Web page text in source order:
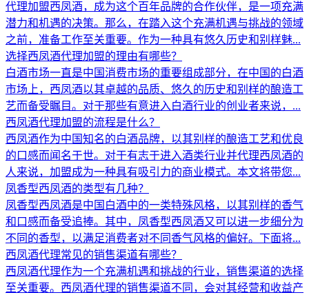
代理加盟西凤酒，成为这个百年品牌的合作伙伴，是一项充满
潜力和机遇的决策。那么，在踏入这个充满机遇与挑战的领域
之前，准备工作至关重要。作为一种具有悠久历史和别样魅...
选择西凤酒代理加盟的理由有哪些？
白酒市场一直是中国消费市场的重要组成部分，在中国的白酒
市场上，西凤酒以其卓越的品质、悠久的历史和别样的酿造工
艺而备受瞩目。对于那些有意进入白酒行业的创业者来说，...
西凤酒代理加盟的流程是什么？
西凤酒作为中国知名的白酒品牌，以其别样的酿造工艺和优良
的口感而闻名于世。对于有志于进入酒类行业并代理西凤酒的
人来说，加盟成为一种具有吸引力的商业模式。本文将带您...
凤香型西凤酒的类型有几种？
凤香型西凤酒是中国白酒中的一类特殊风格，以其别样的香气
和口感而备受追捧。其中，凤香型西凤酒又可以进一步细分为
不同的香型，以满足消费者对不同香气风格的偏好。下面将...
西凤酒代理常见的销售渠道有哪些？
西凤酒代理作为一个充满机遇和挑战的行业，销售渠道的选择
至关重要。西凤酒代理的销售渠道不同，会对其经营和收益产